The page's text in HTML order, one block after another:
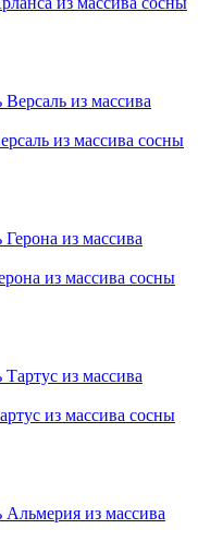
из массива сосны
из массива сосны
из массива сосны